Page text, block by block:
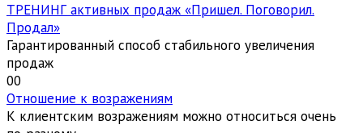
ТРЕНИНГ активных продаж «Пришел. Поговорил.
Продал»
Гарантированный способ стабильного увеличения
продаж
00
Отношение к возражениям
К клиентским возражениям можно относиться очень